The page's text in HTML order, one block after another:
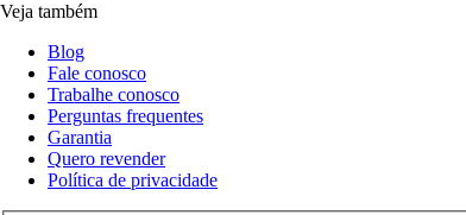
Veja também
Blog
Fale conosco
Trabalhe conosco
Perguntas frequentes
Garantia
Quero revender
Política de privacidade